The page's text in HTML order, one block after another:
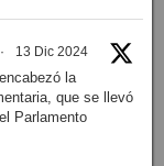
· 13 Dic 2024
la
que se llevó
Parlamento